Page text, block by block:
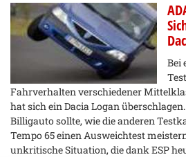
Bei
Fahrverhalten verschiedener
hat sich ein Dacia Logan
Billigauto sollte, wie die anderen
Tempo 65 einen Ausweichtest
unkritische Situation, die dank ESP